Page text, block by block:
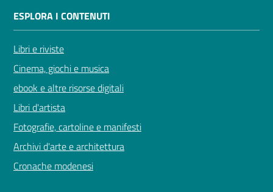
ESPLORA I CONTENUTI
Libri e riviste
Cinema, giochi e musica
ebook e altre risorse digitali
Libri d'artista
Fotografie, cartoline e manifesti
Archivi d'arte e architettura
Cronache modenesi